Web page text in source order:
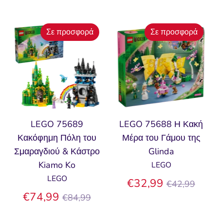
LEGO 75689
Κακόφημη Πόλη του
Σμαραγδιού & Κάστρο
Kiamo Ko
LEGO
€74,99 Κανονική
€84,99
Σε προσφορά
LEGO 75688 Η Κακή
Μέρα του Γάμου της
Glinda
LEGO
€32,99 Κανονική
€42,99
Σε προσφορά